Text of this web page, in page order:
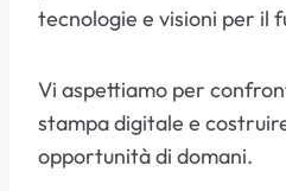
tecnologie e visioni per il
Vi aspettiamo per
stampa digitale e
opportunità di domani.